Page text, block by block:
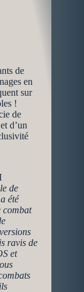
de
en
sur
!
de
d’un
de
été
combat
ravis de
et